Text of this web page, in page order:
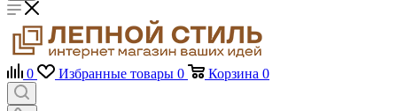
0 Избранные товары 0 Корзина 0